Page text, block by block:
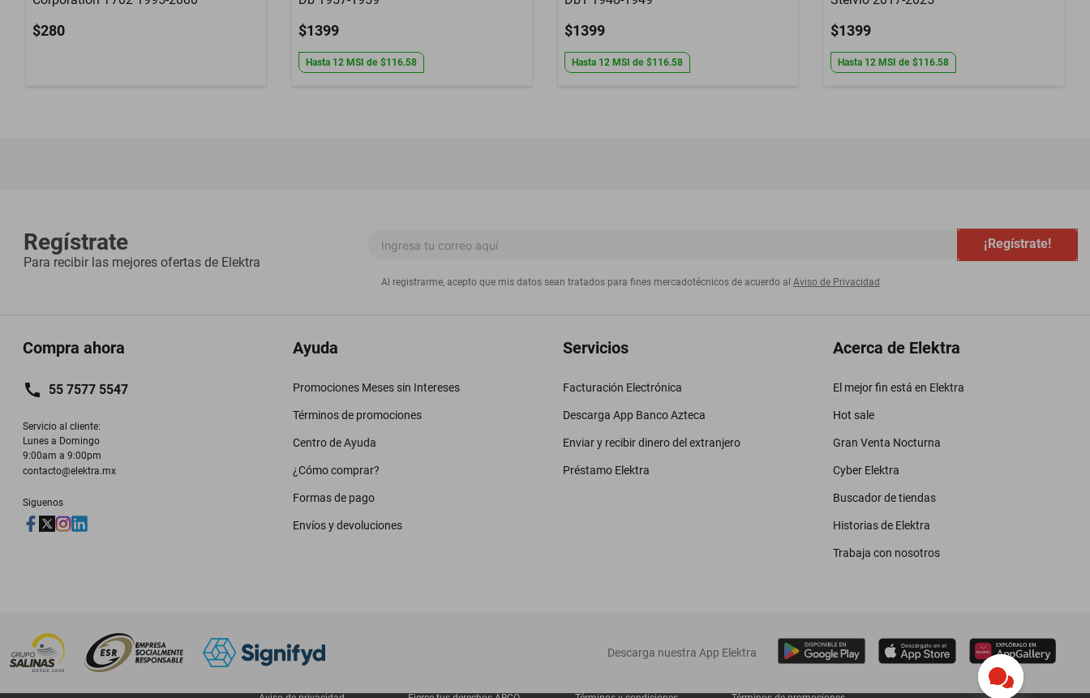
$280 $1399
Hasta 12 MSI de $116.58
$1399
Hasta 12 MSI de $116.58
$1399
Hasta 12 MSI de $116.58
Regístrate
Para recibir las mejores ofertas de Elektra
¡Regístrate!
Al registrarme, acepto que mis datos sean tratados para fines mercadotécnicos de acuerdo al Aviso de Privacidad
Compra ahora
55 7577 5547
Servicio al cliente:
Lunes a Domingo
9:00am a 9:00pm
contacto@elektra.mx
Siguenos
Ayuda
Promociones Meses sin Intereses
Términos de promociones
Centro de Ayuda
¿Cómo comprar?
Formas de pago
Envíos y devoluciones
Servicios
Facturación Electrónica
Descarga App Banco Azteca
Enviar y recibir dinero del extranjero
Préstamo Elektra
Acerca de Elektra
El mejor fin está en Elektra
Hot sale
Gran Venta Nocturna
Cyber Elektra
Buscador de tiendas
Historias de Elektra
Trabaja con nosotros
‎ Descarga nuestra App Elektra